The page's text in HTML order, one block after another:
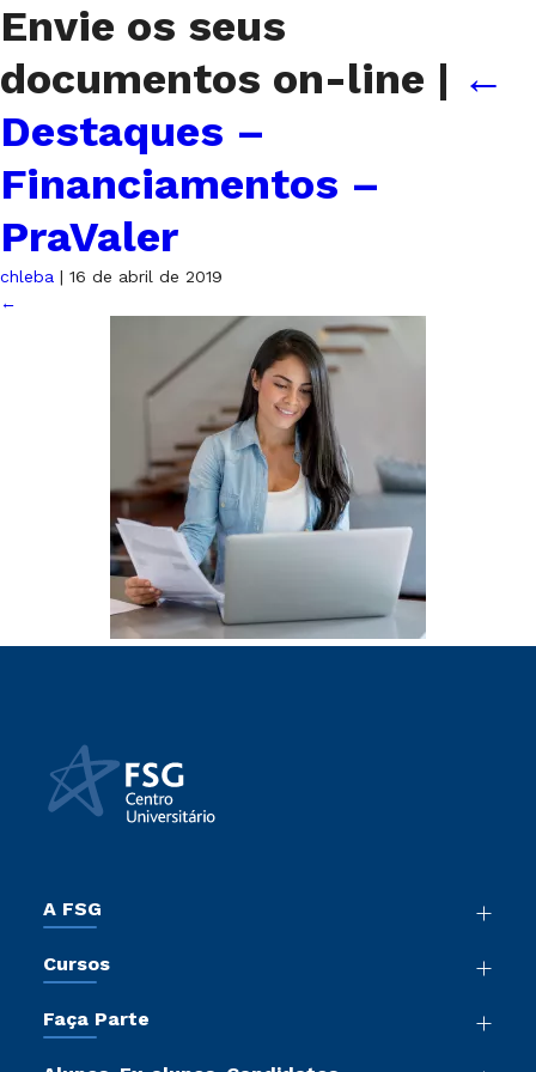
Envie os seus
documentos on-line | ←
Destaques –
Financiamentos –
PraValer
chleba | 16 de abril de 2019
←
A FSG
Sala de Imprensa
Sou Colaborador
Cursos
Pós-Graduação
Faça Parte